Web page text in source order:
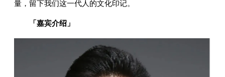
量，留下我们这一代人的文化印记。
「嘉宾介绍」